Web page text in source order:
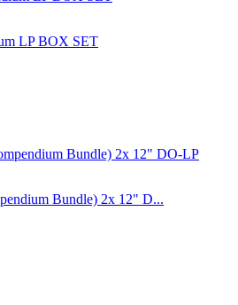
LP BOX SET
Bundle) 2x 12" D...